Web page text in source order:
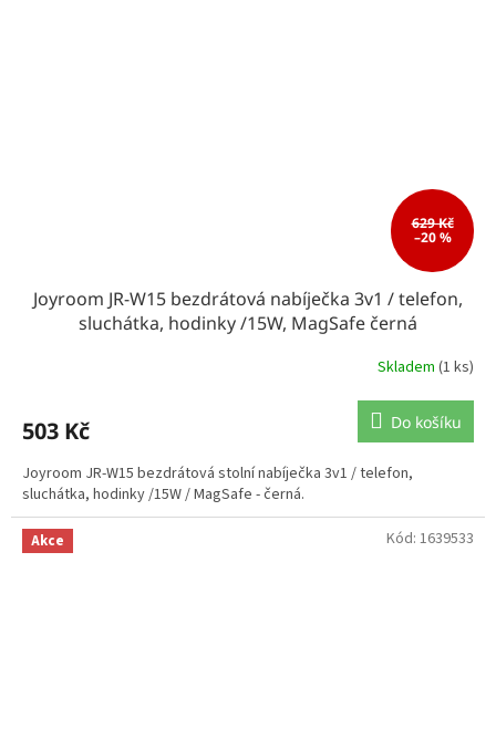
629 Kč
–20 %
Joyroom JR-W15 bezdrátová nabíječka 3v1 / telefon,
sluchátka, hodinky /15W, MagSafe černá
Skladem (1 ks)
503 Kč Do košíku
Joyroom JR-W15 bezdrátová stolní nabíječka 3v1 / telefon,
sluchátka, hodinky /15W / MagSafe - černá.
Akce Kód: 1639533